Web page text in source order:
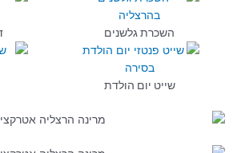
השכרת גלשנים
שייט יום הולדת